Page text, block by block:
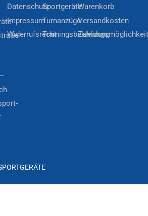
Datenschutz
Impressum
Widerrufsrecht
Sportgeräte
Turnanzüge
Trainingsbekleidung
Warenkorb
Versandkosten